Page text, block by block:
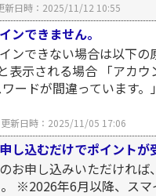
新日時：2025/11/12 10:55
ンできません。
ンできない場合は以下
表示される場合 「アカ
ードが間違っています
更新日時：2025/11/05 17:06
し込むだけでポイントが
お申し込みいただけれ
※2026年6月以降、ス